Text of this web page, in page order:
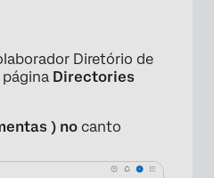
×
Diretório de
Directories
) no canto